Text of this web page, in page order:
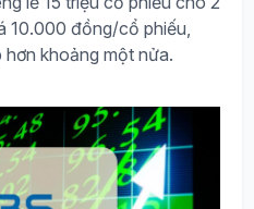
10.000 đồng/cổ phiếu,
khoảng một nửa.